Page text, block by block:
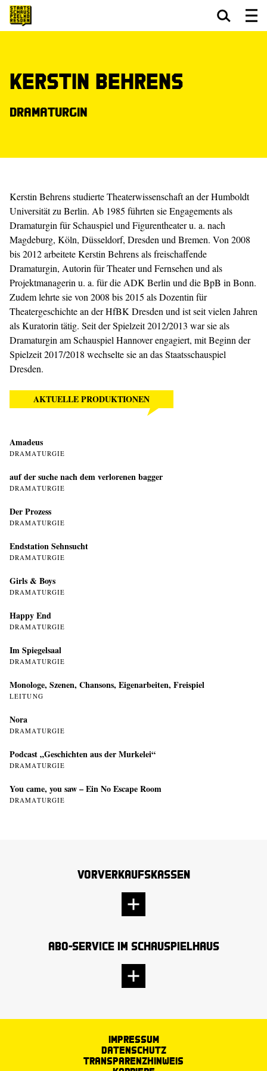
Kerstin Behrens
Dramaturgin
Kerstin Behrens studierte Theaterwissenschaft an der Humboldt
Universität zu Berlin. Ab 1985 führten sie Engagements als
Dramaturgin für Schauspiel und Figurentheater u. a. nach
Magdeburg, Köln, Düsseldorf, Dresden und Bremen. Von 2008
bis 2012 arbeitete Kerstin Behrens als freischaffende
Dramaturgin, Autorin für Theater und Fernsehen und als
Projektmanagerin u. a. für die ADK Berlin und die BpB in Bonn.
Zudem lehrte sie von 2008 bis 2015 als Dozentin für
Theatergeschichte an der HfBK Dresden und ist seit vielen Jahren
als Kuratorin tätig. Seit der Spielzeit 2012/2013 war sie als
Dramaturgin am Schauspiel Hannover engagiert, mit Beginn der
Spielzeit 2017/2018 wechselte sie an das Staatsschauspiel
Dresden.
AKTUELLE PRODUKTIONEN
Amadeus
DRAMATURGIE
auf der suche nach dem verlorenen bagger
DRAMATURGIE
Der Prozess
DRAMATURGIE
Endstation Sehnsucht
DRAMATURGIE
Girls & Boys
DRAMATURGIE
Happy End
DRAMATURGIE
Im Spiegelsaal
DRAMATURGIE
Monologe, Szenen, Chansons, Eigenarbeiten, Freispiel
LEITUNG
Nora
DRAMATURGIE
Podcast „Geschichten aus der Murkelei“
DRAMATURGIE
You came, you saw – Ein No Escape Room
DRAMATURGIE
Vorverkaufskassen
Abo-Service im Schauspielhaus
Impressum
Datenschutz
Transparenzhinweis